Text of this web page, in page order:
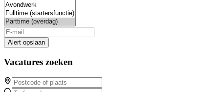
Alert opslaan
Vacatures zoeken